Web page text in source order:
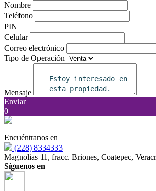
Nombre
Teléfono
PIN
Celular
Correo electrónico
Tipo de Operación
Mensaje
Enviar
0
Encuéntranos en
(228) 8334333
Magnolias 11, fracc. Briones, Coatepec,
Síguenos en